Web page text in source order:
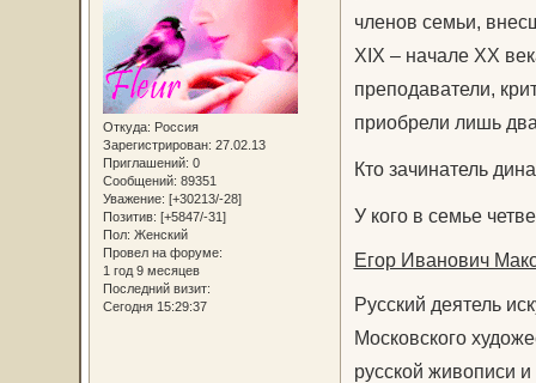
Откуда: Россия
Зарегистрирован: 27.02.13
Приглашений: 0
Сообщений: 89351
Уважение: [+30213/-28]
Позитив: [+5847/-31]
Пол: Женский
Провел на форуме:
1 год 9 месяцев
Последний визит:
Сегодня 15:29:37
членов семьи,
XIX – начале XX
преподаватели,
приобрели лишь
Кто зачинатель
У кого в семье
Егор Иванович
Русский деятель
Московского
русской живописи